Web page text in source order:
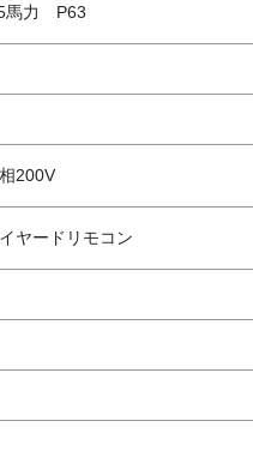
馬力 P63
200V
ヤードリモコン